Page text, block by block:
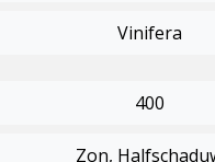
Vinifera
400
Zon,